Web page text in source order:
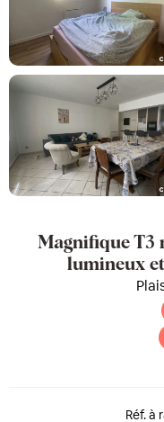
Magnifique T3
lumineux
Réf. à